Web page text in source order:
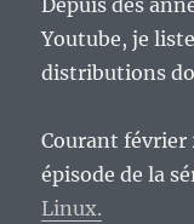
Depuis des
Youtube, je
distributions
Courant février
épisode de la
Linux.